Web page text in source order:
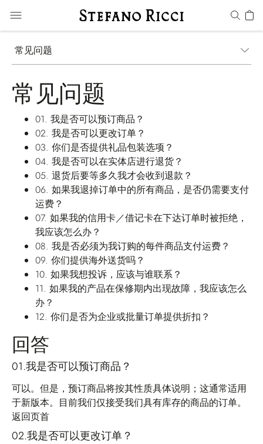
常见问题
常见问题
01. 我是否可以预订商品？
02. 我是否可以更改订单？
03. 你们是否提供礼品包装选项？
04. 我是否可以在实体店进行退货？
05. 退货后要等多久我才会收到退款？
06. 如果我退掉订单中的所有商品，是否仍需要支付
运费？
07. 如果我的信用卡／借记卡在下达订单时被拒绝，
我应该怎么办？
08. 我是否必须为我订购的每件商品支付运费？
09. 你们提供海外送货吗？
10. 如果我想投诉，应该与谁联系？
11. 如果我的产品在保修期内出现故障，我应该怎么
办？
12. 你们是否为企业或批量订单提供折扣？
回答
01.我是否可以预订商品？
可以。但是，预订商品将按其性质具体说明；这通常适用
于新版本。目前我们仅接受我们具有库存的商品的订单。
返回页首
02.我是否可以更改订单？